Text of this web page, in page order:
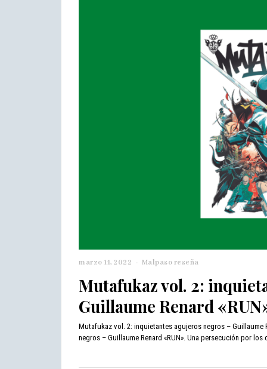
marzo 11, 2022
z
o
1
,
Malpaso reseña
Mutafukaz vol. 2:
Guillaume Renard
Mutafukaz vol. 2: inquietantes agujeros negros – Guillaume
negros – Guillaume Renard «RUN». Una persecución por